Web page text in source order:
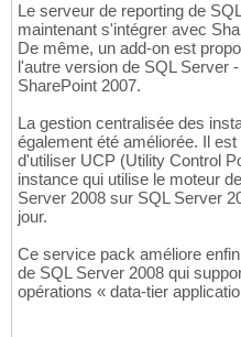
Le serveur de reporting de
maintenant s'intégrer avec
De même, un add-on est
l'autre version de SQL Server
SharePoint 2007.
La gestion centralisée des
également été améliorée. Il
d'utiliser UCP (Utility Control
instance qui utilise le moteur
Server 2008 sur SQL Server
jour.
Ce service pack améliore
de SQL Server 2008 qui
opérations « data-tier